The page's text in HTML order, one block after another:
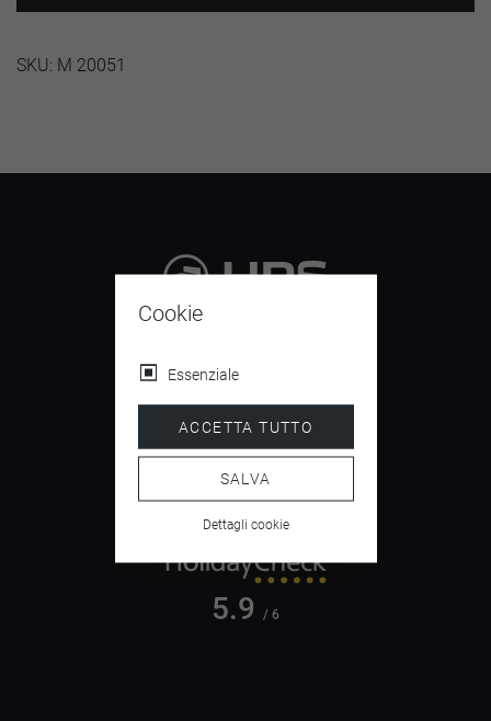
SKU: M 20051
4.5
5.9 / 6
Cookie
Essenziale
ACCETTA TUTTO
SALVA
Dettagli cookie